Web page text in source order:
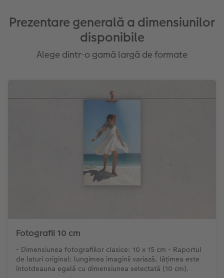
Prezentare generală a dimensiunilor
disponibile
Alege dintr-o gamă largă de formate
Fotografii 10 cm
- Dimensiunea fotografiilor clasice: 10 x 15 cm - Raportul
de laturi original: lungimea imaginii variază, lățimea este
întotdeauna egală cu dimensiunea selectată (10 cm).